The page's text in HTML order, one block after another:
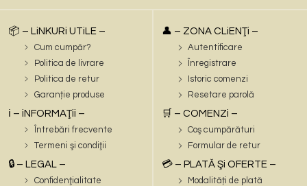
📦 – LiNKURi UTiLE –
Cum cumpăr?
Politica de livrare
Politica de retur
Garanție produse
ℹ️ – iNFORMAŢii –
Întrebări frecvente
Termeni şi condiţii
🔒 – LEGAL –
Confidenţialitate
👤 – ZONA CLiENŢi –
Autentificare
Înregistrare
Istoric comenzi
Resetare parolă
🛒 – COMENZi –
Coş cumpărături
Formular de retur
💳 – PLATĂ Şi OFERTE –
Modalități de plată